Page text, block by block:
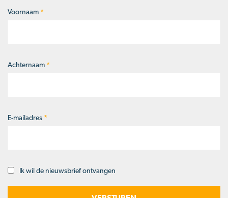
Naam*
Voornaam *
Achternaam *
E-mailadres *
Opt-Ik wil de nieuwsbrief ontvangen